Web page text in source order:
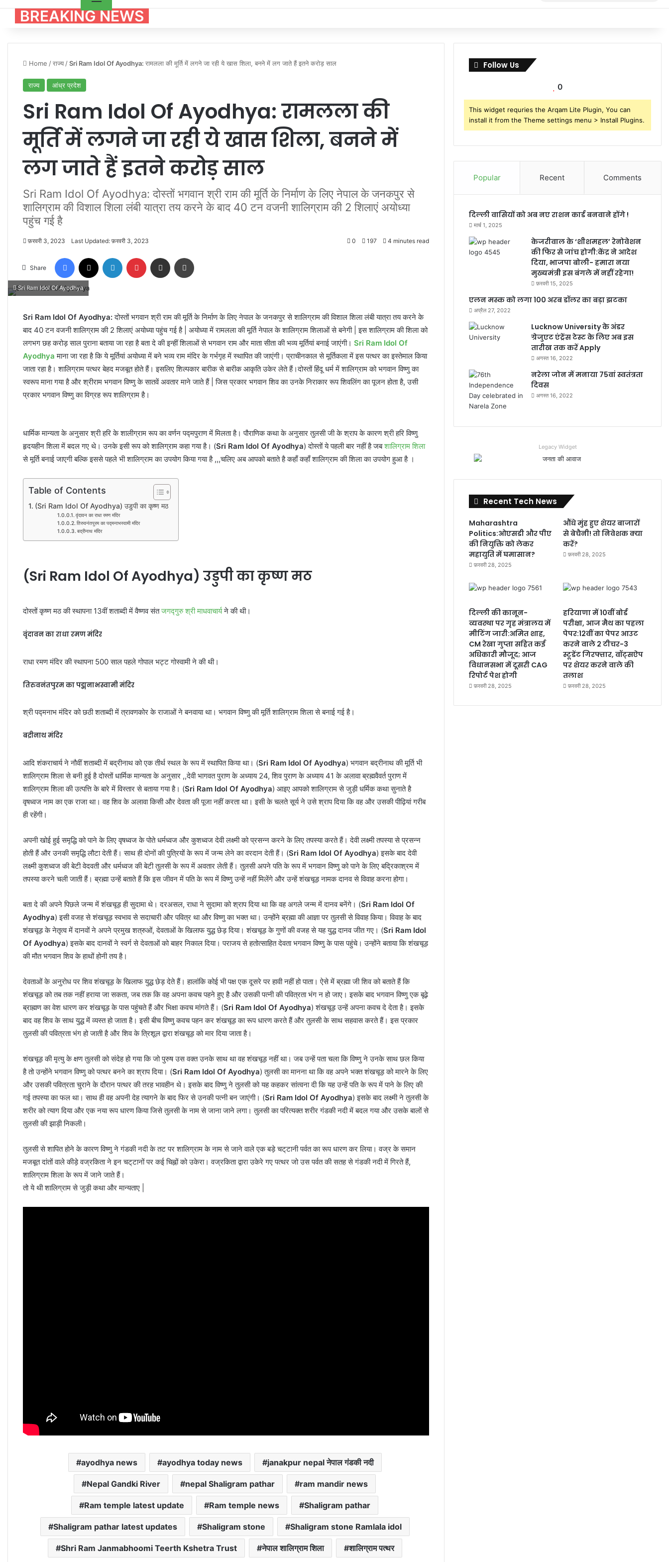
for
BREAKING NEWS
Home /राज्य /Sri Ram Idol Of Ayodhya: रामलला की मूर्ति में लगने जा रही ये खास शिला, बनने में लग जाते हैं इतने करोड़ साल
राज्य आंध्र प्रदेश
Sri Ram Idol Of Ayodhya:रामलला की
मूर्ति में लगने जा रही ये खास शिला, बनने में
लग जाते हैं इतने करोड़ साल
Sri Ram Idol Of Ayodhya: दोस्तों भगवान श्री राम की मूर्ति के निर्माण के लिए नेपाल के जनकपुर से
शालिग्राम की विशाल शिला लंबी यात्रा तय करने के बाद 40 टन वजनी शालिग्राम की 2 शिलाएं अयोध्या
पहुंच गई है
फ़रवरी 3, 2023 Last Updated: फ़रवरी 3, 2023 0 197 4 minutes read
Share
Facebook LinkedIn Pinterest Share via Email
Sri Ram Idol Of Ayodhya
Sri Ram Idol Of Ayodhya:दोस्तों भगवान श्री राम की मूर्ति के निर्माण के लिए नेपाल के जनकपुर से शालिग्राम की विशाल शिला लंबी यात्रा तय करने के
बाद 40 टन वजनी शालिग्राम की 2 शिलाएं अयोध्या पहुंच गई है | अयोध्या में रामलला की मूर्ति नेपाल के शालिग्राम शिलाओं से बनेगी | इस शालिग्राम की शिला को
लगभग छह करोड़ साल पुराना बताया जा रहा है बता दे की इन्हीं शिलाओं से भगवान राम और माता सीता की भव्य मूर्तियां बनाई जाएंगी। Sri Ram Idol Of
Ayodhya माना जा रहा है कि ये मूर्तियां अयोध्या में बने भव्य राम मंदिर के गर्भगृह में स्थापित की जाएंगी। प्राचीनकाल से मूर्तिकला में इस पत्थर का इस्तेमाल किया
जाता रहा है। शालिग्राम पत्थर बेहद मजबूत होते हैं। इसलिए शिल्पकार बारीक से बारीक आकृति उकेर लेते हैं।दोस्तों हिंदू धर्म में शालिग्राम को भगवान विष्णु का
स्वरूप माना गया है और श्रीराम भगवान विष्णु के सातवें अवतार माने जाते हैं | जिस प्रकार भगवान शिव का उनके निराकार रूप शिवलिंग का पूजन होता है, उसी
प्रकार भगवान विष्णु का विग्रह रूप शालिग्राम है।
धार्मिक मान्यता के अनुसार श्री हरि के शालीग्राम रूप का वर्णन पद्मपुराण में मिलता है। पौराणिक कथा के अनुसार तुलसी जी के श्राप के कारण श्री हरि विष्णु
हृदयहीन शिला में बदल गए थे। उनके इसी रूप को शालिग्राम कहा गया है। (Sri Ram Idol Of Ayodhya) दोस्तों ये पहली बार नहीं है जबशालिग्राम शिला
से मूर्ति बनाई जाएगी बल्कि इससे पहले भी शालिग्राम का उपयोग किया गया है ,,,चलिए अब आपको बताते है कहाँ कहाँ शालिग्राम की शिला का उपयोग हुआ है ।
Table of Contents
(Sri Ram Idol Of Ayodhya) उडुपी का कृष्ण मठ
वृंदावन का राधा रमण मंदिर
तिरुवनंतपुरम का पद्मनाभस्वामी मंदिर
बद्रीनाथ मंदिर
(Sri Ram Idol Of Ayodhya) उडुपी का कृष्ण मठ
दोस्तों कृष्ण मठ की स्थापना 13वीं शताब्दी में वैष्णव संतजगद्गुरु श्री माधवाचार्यने की थी।
वृंदावन का राधा रमण मंदिर
राधा रमण मंदिर की स्थापना 500 साल पहले गोपाल भट्ट गोस्वामी ने की थी।
तिरुवनंतपुरम का पद्मनाभस्वामी मंदिर
श्री पद्मनाभ मंदिर को छठी शताब्दी में त्रावणकोर के राजाओं ने बनवाया था। भगवान विष्णु की मूर्ति शालिग्राम शिला से बनाई गई है।
बद्रीनाथ मंदिर
आदि शंकराचार्य ने नौवीं शताब्दी में बद्रीनाथ को एक तीर्थ स्थल के रूप में स्थापित किया था। (Sri Ram Idol Of Ayodhya) भगवान बद्रीनाथ की मूर्ति भी
शालिग्राम शिला से बनी हुई है दोस्तों धार्मिक मान्यता के अनुसार ,,देवी भागवत पुराण के अध्याय 24, शिव पुराण के अध्याय 41 के अलावा ब्रह्मवैवर्त पुराण में
शालिग्राम शिला की उत्पत्ति के बारे में विस्तार से बताया गया है। (Sri Ram Idol Of Ayodhya) आइए आपको शालिग्राम से जुड़ी धर्मिक कथा सुनाते है
वृषध्वज नाम का एक राजा था। वह शिव के अलावा किसी और देवता की पूजा नहीं करता था। इसी के चलते सूर्य ने उसे श्राप दिया कि वह और उसकी पीढ़ियां गरीब
ही रहेंगी।
अपनी खोई हुई समृद्धि को पाने के लिए वृषध्वज के पोते धर्मध्वज और कुशध्वज देवी लक्ष्मी को प्रसन्न करने के लिए तपस्या करते हैं। देवी लक्ष्मी तपस्या से प्रसन्न
होती हैं और उनकी समृद्धि लौटा देती हैं। साथ ही दोनों की पुत्रियों के रूप में जन्म लेने का वरदान देती हैं। (Sri Ram Idol Of Ayodhya) इसके बाद देवी
लक्ष्मी कुशध्वज की बेटी वेदवती और धर्मध्वज की बेटी तुलसी के रूप में अवतार लेती हैं। तुलसी अपने पति के रूप में भगवान विष्णु को पाने के लिए बद्रिकाश्रम में
तपस्या करने चली जाती हैं। ब्रह्मा उन्हें बताते हैं कि इस जीवन में पति के रूप में विष्णु उन्हें नहीं मिलेंगे और उन्हें शंखचूड़ नामक दानव से विवाह करना होगा।
बता दे की अपने पिछले जन्म में शंखचूड़ ही सुदामा थे। दरअसल, राधा ने सुदामा को श्राप दिया था कि वह अगले जन्म में दानव बनेंगे। (Sri Ram Idol Of
Ayodhya) इसी वजह से शंखचूड़ स्वभाव से सदाचारी और पवित्र था और विष्णु का भक्त था। उन्होंने ब्रह्मा की आज्ञा पर तुलसी से विवाह किया। विवाह के बाद
शंखचूड़ के नेतृत्व में दानवों ने अपने प्रमुख शत्रुओं, देवताओं के खिलाफ युद्ध छेड़ दिया। शंखचूड़ के गुणों की वजह से यह युद्ध दानव जीत गए। (Sri Ram Idol
Of Ayodhya) इसके बाद दानवों ने स्वर्ग से देवताओं को बाहर निकाल दिया। पराजय से हतोत्साहित देवता भगवान विष्णु के पास पहुंचे। उन्होंने बताया कि शंखचूड़
की मौत भगवान शिव के हाथों होनी तय है।
देवताओं के अनुरोध पर शिव शंखचूड़ के खिलाफ युद्ध छेड़ देते हैं। हालांकि कोई भी पक्ष एक दूसरे पर हावी नहीं हो पाता। ऐसे में ब्रह्मा जी शिव को बताते हैं कि
शंखचूड़ को तब तक नहीं हराया जा सकता, जब तक कि वह अपना कवच पहने हुए है और उसकी पत्नी की पवित्रता भंग न हो जाए। इसके बाद भगवान विष्णु एक बूढ़े
ब्राह्मण का वेश धारण कर शंखचूड़ के पास पहुंचते हैं और भिक्षा कवच मांगते हैं। (Sri Ram Idol Of Ayodhya) शंखचूड़ उन्हें अपना कवच दे देता है। इसके
बाद वह शिव के साथ युद्ध में व्यस्त हो जाता है। इसी बीच विष्णु कवच पहन कर शंखचूड़ का रूप धारण करते हैं और तुलसी के साथ सहवास करते हैं। इस प्रकार
तुलसी की पवित्रता भंग हो जाती है और शिव के त्रिशूल द्वारा शंखचूड़ को मार दिया जाता है।
शंखचूड़ की मृत्यु के क्षण तुलसी को संदेह हो गया कि जो पुरुष उस वक्त उनके साथ था वह शंखचूड़ नहीं था। जब उन्हें पता चला कि विष्णु ने उनके साथ छल किया
है तो उन्होंने भगवान विष्णु को पत्थर बनने का श्राप दिया। (Sri Ram Idol Of Ayodhya) तुलसी का मानना था कि वह अपने भक्त शंखचूड़ को मारने के लिए
और उसकी पवित्रता चुराने के दौरान पत्थर की तरह भावहीन थे। इसके बाद विष्णु ने तुलसी को यह कहकर सांत्वना दी कि यह उन्हें पति के रूप में पाने के लिए की
गई तपस्या का फल था। साथ ही वह अपनी देह त्यागने के बाद फिर से उनकी पत्नी बन जाएंगी। (Sri Ram Idol Of Ayodhya) इसके बाद लक्ष्मी ने तुलसी के
शरीर को त्याग दिया और एक नया रूप धारण किया जिसे तुलसी के नाम से जाना जाने लगा। तुलसी का परित्यक्त शरीर गंडकी नदी में बदल गया और उसके बालों से
तुलसी की झाड़ी निकली।
तुलसी से शापित होने के कारण विष्णु ने गंडकी नदी के तट पर शालिग्राम के नाम से जाने वाले एक बड़े चट्‌टानी पर्वत का रूप धारण कर लिया। वज्र के समान
मजबूत दांतों वाले कीड़े वज्रकिता ने इन चट्‌टानों पर कई चिह्नों को उकेरा। वज्रकिता द्वारा उकेरे गए पत्थर जो उस पर्वत की सतह से गंडकी नदी में गिरते हैं,
शालिग्राम शिला के रूप में जाने जाते हैं।
तो ये थी शालिग्राम से जुड़ी कथा और मान्यताए |
ayodhya news ayodhya today news janakpur nepal नेपाल गंडकी नदी
Nepal Gandki River nepal Shaligram pathar ram mandir news
Ram temple latest update Ram temple news Shaligram pathar
Shaligram pathar latest updates Shaligram stone Shaligram stone Ramlala idol
Shri Ram Janmabhoomi Teerth Kshetra Trust नेपाल शालिग्राम शिला शालिग्राम पत्थर
Follow Us
0
This widget requries the Arqam Lite Plugin, You can
install it from the Theme settings menu > Install Plugins.
Popular Recent Comments
दिल्ली वासियों को अब नए राशन कार्ड बनवाने होंगे !
मार्च 1, 2025
केजरीवाल के ‘शीशमहल’ रेनोवेशन
की फिर से जांच होगी:केंद्र ने आदेश
दिया, भाजपा बोली- हमारा नया
मुख्यमंत्री इस बंगले में नहीं रहेगा!
फ़रवरी 15, 2025
एलन मस्क को लगा 100 अरब डॉलर का बड़ा झटका
अप्रैल 27, 2022
Lucknow University के अंडर
ग्रेजुएट एंट्रेंस टेस्ट के लिए अब इस
तारीख तक करें Apply
अगस्त 16, 2022
नरेला जोन में मनाया 75वां स्वतंत्रता
दिवस
अगस्त 16, 2022
Legacy Widget
Recent Tech News
Maharashtra
Politics:ओएसडी और पीए
की नियुक्ति को लेकर
महायुति में घमासान?
फ़रवरी 28, 2025
औंधे मुंह हुए शेयर बाजारों
से बेचैनी! तो निवेशक क्या
करें?
फ़रवरी 28, 2025
दिल्ली की कानून-
व्यवस्था पर गृह मंत्रालय में
मीटिंग जारी:अमित शाह,
CM रेखा गुप्ता सहित कई
अधिकारी मौजूद; आज
विधानसभा में दूसरी CAG
रिपोर्ट पेश होगी
फ़रवरी 28, 2025
हरियाणा में 10वीं बोर्ड
परीक्षा, आज मैथ का पहला
पेपर:12वीं का पेपर आउट
करने वाले 2 टीचर-3
स्टूडेंट गिरफ्तार, वॉट्सऐप
पर शेयर करने वाले की
तलाश
फ़रवरी 28, 2025